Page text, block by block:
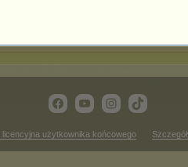
licencyjna użytkownika końcowego